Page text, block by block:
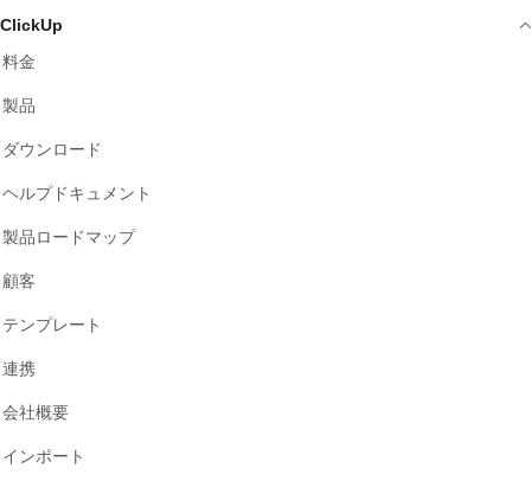
ClickUp
料金
製品
ダウンロード
ヘルプドキュメント
製品ロードマップ
顧客
テンプレート
連携
会社概要
インポート